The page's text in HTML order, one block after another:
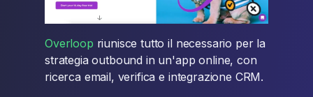
Overloop riunisce tutto il necessario per la
strategia outbound in un'app online, con
ricerca email, verifica e integrazione CRM.